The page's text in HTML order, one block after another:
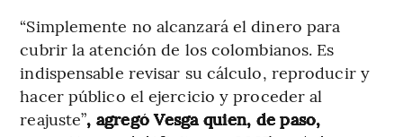
“Simplemente no alcanzará el dinero para
cubrir la atención de los colombianos. Es
indispensable revisar su cálculo, reproducir y
hacer público el ejercicio y proceder al
reajuste”, agregó Vesga quien, de paso,